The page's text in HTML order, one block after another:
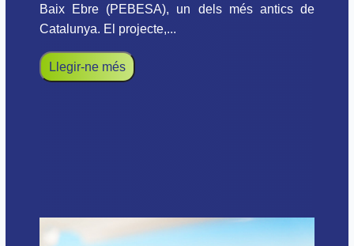
Baix Ebre (PEBESA), un dels més antics de
Catalunya. El projecte,...
Llegir-ne més